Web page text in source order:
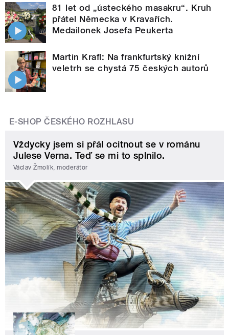
81 let od „ústeckého masakru“. Kruh
přátel Německa v Kravařích.
Medailonek Josefa Peukerta
Martin Krafl: Na frankfurtský knižní
veletrh se chystá 75 českých autorů
E-SHOP ČESKÉHO ROZHLASU
Vždycky jsem si přál ocitnout se v románu
Julese Verna. Teď se mi to splnilo.
Václav Žmolík, moderátor